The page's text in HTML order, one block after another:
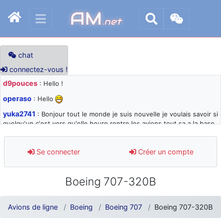
AM.net
chat
connectez-vous !
d9pouces : Hello !
operaso : Hello
yuka2741 : Bonjour tout le monde je suis nouvelle je voulais savoir si
quelqu'un c'est vers qu'elle heure rentre les avions tout sa a la base
d9pouces: désolé pour les quelques blocages du site ces derniers
jours : je teste des méthodes contre le spam et les bots trop nocifs
: Super, la nouvelle bannière
d9pouces
: je suis un avion@,._,+ > lesquels ? je ne suis pas sûr de
comprendre
Se connecter Créer un compte
Boeing 707-320B
Avions de ligne Boeing Boeing 707 Boeing 707-320B